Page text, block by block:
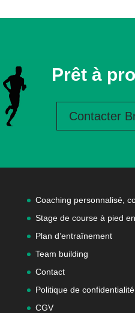
Prêt à
Contacter
Coaching personnalisé,
Stage de course à pied
Plan d’entraînement
Team building
Contact
Politique de
CGV